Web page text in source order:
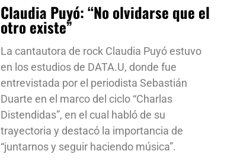
Claudia Puyó: “No olvidarse que el
otro existe”
La cantautora de rock Claudia Puyó estuvo
en los estudios de DATA.U, donde fue
entrevistada por el periodista Sebastián
Duarte en el marco del ciclo “Charlas
Distendidas”, en el cual habló de su
trayectoria y destacó la importancia de
“juntarnos y seguir haciendo música”.